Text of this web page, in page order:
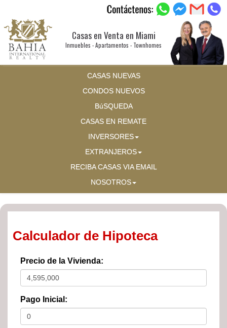
Casas en Venta en Miami
Inmuebles - Apartamentos - Townhomes
CASAS NUEVAS
CONDOS NUEVOS
BúSQUEDA
CASAS EN REMATE
INVERSORES
EXTRANJEROS
RECIBA CASAS VIA EMAIL
NOSOTROS
Calculador de Hipoteca
Precio de la Vivienda:
Pago Inicial: